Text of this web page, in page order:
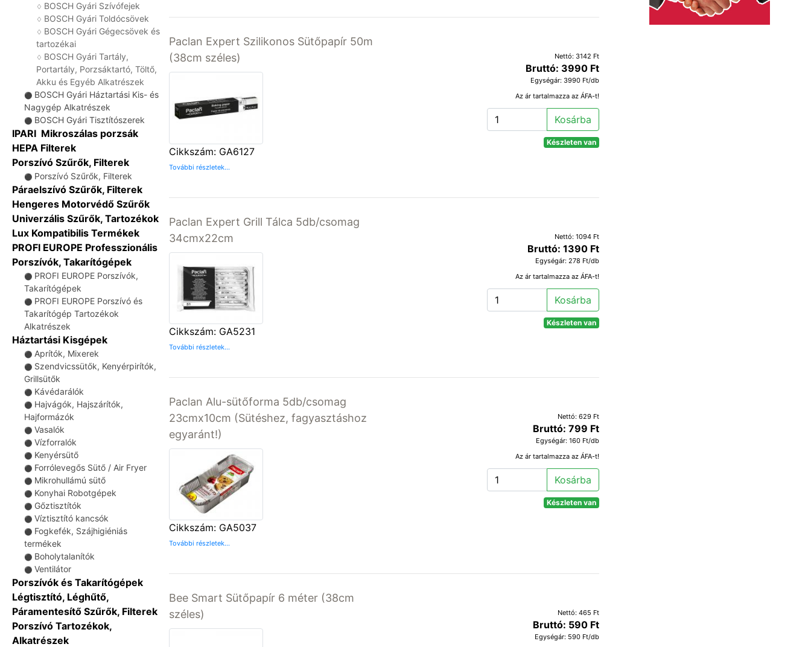
♢ BOSCH Gyári Szívófejek
♢ BOSCH Gyári Toldócsövek
♢ BOSCH Gyári Gégecsövek és
tartozékai
♢ BOSCH Gyári Tartály,
Portartály, Porzsáktartó, Töltő,
Akku és Egyéb Alkatrészek
⚫ BOSCH Gyári Háztartási Kis- és
Nagygép Alkatrészek
⚫ BOSCH Gyári Tisztítószerek
IPARI Mikroszálas porzsák
HEPA Filterek
Porszívó Szűrők, Filterek
⚫ Porszívó Szűrők, Filterek
Páraelszívó Szűrők, Filterek
Hengeres Motorvédő Szűrők
Univerzális Szűrők, Tartozékok
Lux Kompatibilis Termékek
PROFI EUROPE Professzionális
Porszívók, Takarítógépek
⚫ PROFI EUROPE Porszívók,
Takarítógépek
⚫ PROFI EUROPE Porszívó és
Takarítógép Tartozékok
Alkatrészek
Háztartási Kisgépek
⚫ Aprítók, Mixerek
⚫ Szendvicssütők, Kenyérpirítók,
Grillsütők
⚫ Kávédarálók
⚫ Hajvágók, Hajszárítók,
Hajformázók
⚫ Vasalók
⚫ Vízforralók
⚫ Kenyérsütő
⚫ Forrólevegős Sütő / Air Fryer
⚫ Mikrohullámú sütő
⚫ Konyhai Robotgépek
⚫ Gőztisztítók
⚫ Víztisztító kancsók
⚫ Fogkefék, Szájhigiéniás
termékek
⚫ Boholytalanítók
⚫ Ventilátor
Porszívók és Takarítógépek
Légtisztító, Léghűtő,
Páramentesítő Szűrők, Filterek
Porszívó Tartozékok,
Alkatrészek
Paclan Expert Szilikonos Sütőpapír 50m
(38cm széles)
Cikkszám: GA6127
További részletek...
Nettó: 3142 Ft
Bruttó: 3990 Ft
Egységár: 3990 Ft/db
Az ár tartalmazza az ÁFA-t!
Kosárba
Készleten van
Paclan Expert Grill Tálca 5db/csomag
34cmx22cm
Cikkszám: GA5231
További részletek...
Nettó: 1094 Ft
Bruttó: 1390 Ft
Egységár: 278 Ft/db
Az ár tartalmazza az ÁFA-t!
Kosárba
Készleten van
Paclan Alu-sütőforma 5db/csomag
23cmx10cm (Sütéshez, fagyasztáshoz
egyaránt!)
Cikkszám: GA5037
További részletek...
Nettó: 629 Ft
Bruttó: 799 Ft
Egységár: 160 Ft/db
Az ár tartalmazza az ÁFA-t!
Kosárba
Készleten van
Bee Smart Sütőpapír 6 méter (38cm
széles)
Nettó: 465 Ft
Bruttó: 590 Ft
Egységár: 590 Ft/db